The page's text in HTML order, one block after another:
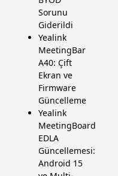
Sorunu
Giderildi
Yealink
MeetingBar
A40: Çift
Ekran ve
Firmware
Güncelleme
Yealink
MeetingBoard
EDLA
Güncellemesi:
Android 15